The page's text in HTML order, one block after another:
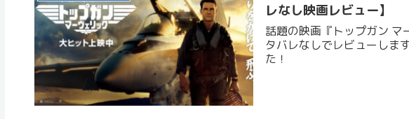
レなし映画レビュー】
話題の映画『トップガン マ
タバレなしでレビューしま
た！